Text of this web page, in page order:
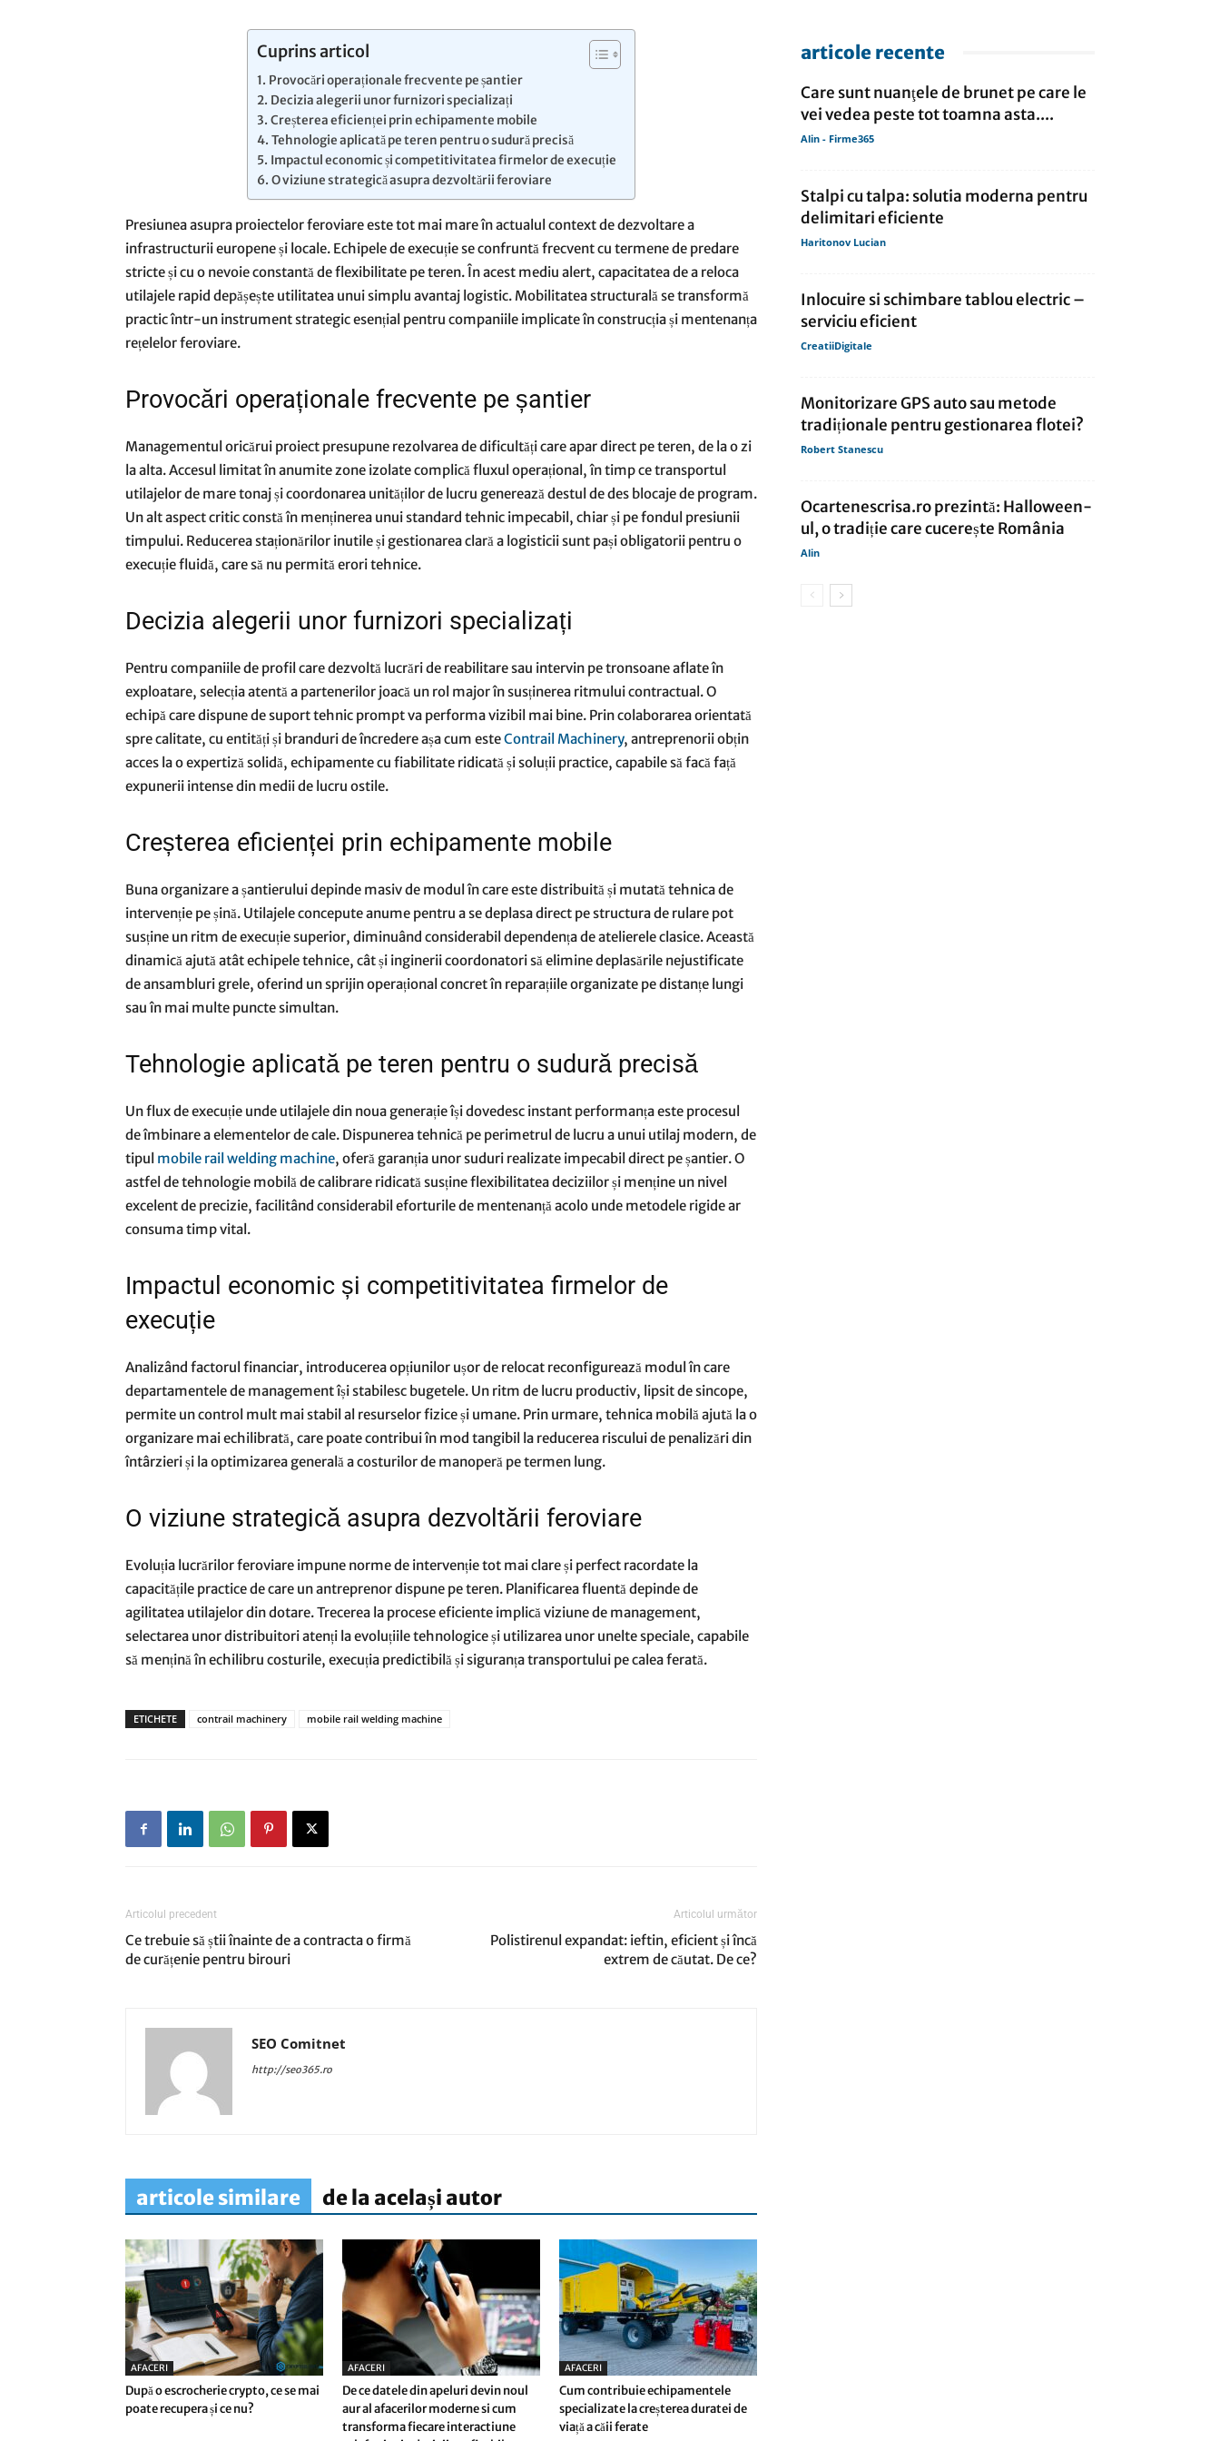
de
Cuprins articol
Provocări operaționale frecvente pe șantier
Decizia alegerii unor furnizori specializați
Creșterea eficienței prin echipamente mobile
Tehnologie aplicată pe teren pentru o sudură precisă
Impactul economic și competitivitatea firmelor de execuție
O viziune strategică asupra dezvoltării feroviare
Presiunea asupra proiectelor feroviare este tot mai mare în actualul context de dezvoltare a
infrastructurii europene și locale. Echipele de execuție se confruntă frecvent cu termene de predare
stricte și cu o nevoie constantă de flexibilitate pe teren. În acest mediu alert, capacitatea de a reloca
utilajele rapid depășește utilitatea unui simplu avantaj logistic. Mobilitatea structurală se transformă
practic într-un instrument strategic esențial pentru companiile implicate în construcția și mentenanța
rețelelor feroviare.
Provocări operaționale frecvente pe șantier
Managementul oricărui proiect presupune rezolvarea de dificultăți care apar direct pe teren, de la o zi
la alta. Accesul limitat în anumite zone izolate complică fluxul operațional, în timp ce transportul
utilajelor de mare tonaj și coordonarea unităților de lucru generează destul de des blocaje de program.
Un alt aspect critic constă în menținerea unui standard tehnic impecabil, chiar și pe fondul presiunii
timpului. Reducerea staționărilor inutile și gestionarea clară a logisticii sunt pași obligatorii pentru o
execuție fluidă, care să nu permită erori tehnice.
Decizia alegerii unor furnizori specializați
Pentru companiile de profil care dezvoltă lucrări de reabilitare sau intervin pe tronsoane aflate în
exploatare, selecția atentă a partenerilor joacă un rol major în susținerea ritmului contractual. O
echipă care dispune de suport tehnic prompt va performa vizibil mai bine. Prin colaborarea orientată
spre calitate, cu entități și branduri de încredere așa cum esteContrail Machinery, antreprenorii obțin
acces la o expertiză solidă, echipamente cu fiabilitate ridicată și soluții practice, capabile să facă față
expunerii intense din medii de lucru ostile.
Creșterea eficienței prin echipamente mobile
Buna organizare a șantierului depinde masiv de modul în care este distribuită și mutată tehnica de
intervenție pe șină. Utilajele concepute anume pentru a se deplasa direct pe structura de rulare pot
susține un ritm de execuție superior, diminuând considerabil dependența de atelierele clasice. Această
dinamică ajută atât echipele tehnice, cât și inginerii coordonatori să elimine deplasările nejustificate
de ansambluri grele, oferind un sprijin operațional concret în reparațiile organizate pe distanțe lungi
sau în mai multe puncte simultan.
Tehnologie aplicată pe teren pentru o sudură precisă
Un flux de execuție unde utilajele din noua generație își dovedesc instant performanța este procesul
de îmbinare a elementelor de cale. Dispunerea tehnică pe perimetrul de lucru a unui utilaj modern, de
tipul mobile rail welding machine, oferă garanția unor suduri realizate impecabil direct pe șantier. O
astfel de tehnologie mobilă de calibrare ridicată susține flexibilitatea deciziilor și menține un nivel
excelent de precizie, facilitând considerabil eforturile de mentenanță acolo unde metodele rigide ar
consuma timp vital.
Impactul economic și competitivitatea firmelor de
execuție
Analizând factorul financiar, introducerea opțiunilor ușor de relocat reconfigurează modul în care
departamentele de management își stabilesc bugetele. Un ritm de lucru productiv, lipsit de sincope,
permite un control mult mai stabil al resurselor fizice și umane. Prin urmare, tehnica mobilă ajută la o
organizare mai echilibrată, care poate contribui în mod tangibil la reducerea riscului de penalizări din
întârzieri și la optimizarea generală a costurilor de manoperă pe termen lung.
O viziune strategică asupra dezvoltării feroviare
Evoluția lucrărilor feroviare impune norme de intervenție tot mai clare și perfect racordate la
capacitățile practice de care un antreprenor dispune pe teren. Planificarea fluentă depinde de
agilitatea utilajelor din dotare. Trecerea la procese eficiente implică viziune de management,
selectarea unor distribuitori atenți la evoluțiile tehnologice și utilizarea unor unelte speciale, capabile
să mențină în echilibru costurile, execuția predictibilă și siguranța transportului pe calea ferată.
ETICHETE contrail machinery mobile rail welding machine
Articolul precedent
Ce trebuie să știi înainte de a contracta o firmă
de curățenie pentru birouri
Articolul următor
Polistirenul expandat: ieftin, eficient și încă
extrem de căutat. De ce?
SEO Comitnet
http://seo365.ro
articole similare de la același autor
AFACERI
După o escrocherie crypto, ce se mai
poate recupera și ce nu?
AFACERI
De ce datele din apeluri devin noul
aur al afacerilor moderne si cum
transforma fiecare interactiune
AFACERI
Cum contribuie echipamentele
specializate la creșterea duratei de
viață a căii ferate
articole recente
Care sunt nuanţele de brunet pe care le
vei vedea peste tot toamna asta....
Alin - Firme365
Stalpi cu talpa: solutia moderna pentru
delimitari eficiente
Haritonov Lucian
Inlocuire si schimbare tablou electric –
serviciu eficient
CreatiiDigitale
Monitorizare GPS auto sau metode
tradiționale pentru gestionarea flotei?
Robert Stanescu
Ocartenescrisa.ro prezintă: Halloween-
ul, o tradiție care cucerește România
Alin